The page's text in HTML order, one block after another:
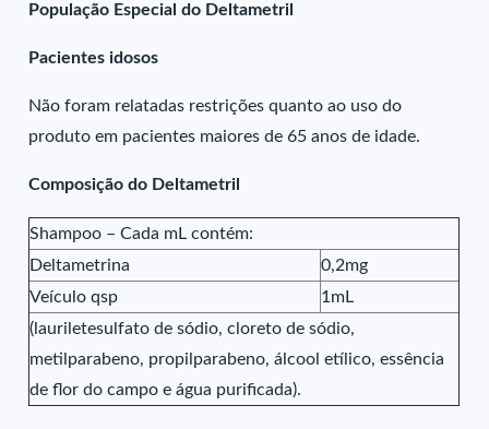
População Especial do Deltametril
Pacientes idosos
Não foram relatadas restrições quanto ao uso do
produto em pacientes maiores de 65 anos de idade.
Composição do Deltametril
Shampoo – Cada mL contém:
Deltametrina
0,2mg
Veículo qsp
1mL
(lauriletesulfato de sódio, cloreto de sódio,
metilparabeno, propilparabeno, álcool etílico, essência
de flor do campo e água purificada).